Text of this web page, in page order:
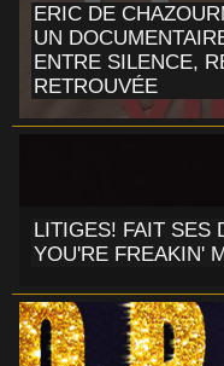
ERIC DE
UN
ENTRE SILENCE,
RETROUVÉE
LITIGES! FAIT SES
YOU'RE FREAKIN'